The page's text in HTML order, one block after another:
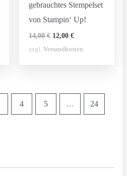
gebrauchtes Stempelset
von Stampin‘ Up!
14,00€ Ursprünglicher
war:
12,00€Aktueller
ist:
zzgl.Versandkosten
4 5 … 24